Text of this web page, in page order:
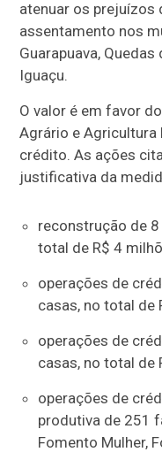
atenuar os
assentamento nos
Guarapuava,
Iguaçu.
O valor é em favor
Agrário e Agricultura
crédito. As ações
justificativa da
reconstrução de
total de R$ 4
operações de
casas, no total de
operações de
casas, no total de
operações de
produtiva de 251
Fomento Mulher,